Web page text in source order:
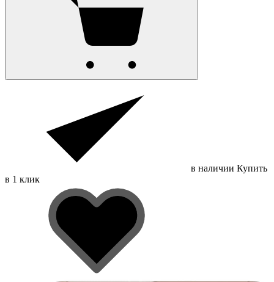
в наличии Купить
в 1 клик